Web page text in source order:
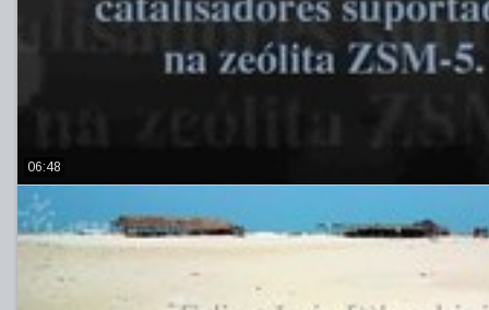
06:48